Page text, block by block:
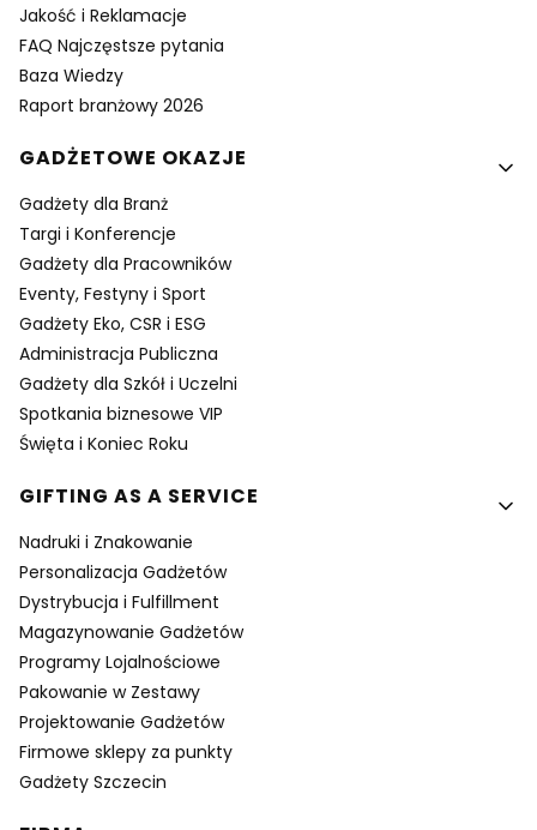
Jakość i Reklamacje
FAQ Najczęstsze pytania
Baza Wiedzy
Raport branżowy 2026
GADŻETOWE OKAZJE
Gadżety dla Branż
Targi i Konferencje
Gadżety dla Pracowników
Eventy, Festyny i Sport
Gadżety Eko, CSR i ESG
Administracja Publiczna
Gadżety dla Szkół i Uczelni
Spotkania biznesowe VIP
Święta i Koniec Roku
GIFTING AS A SERVICE
Nadruki i Znakowanie
Personalizacja Gadżetów
Dystrybucja i Fulfillment
Magazynowanie Gadżetów
Programy Lojalnościowe
Pakowanie w Zestawy
Projektowanie Gadżetów
Firmowe sklepy za punkty
Gadżety Szczecin